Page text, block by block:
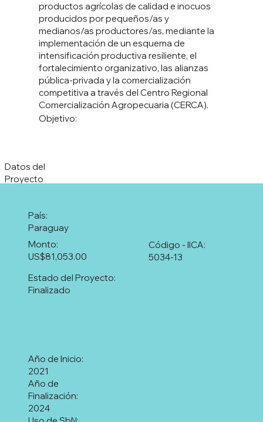
Objetivo:
productos agrícolas de calidad e inocuos
producidos por pequeños/as y
medianos/as productores/as, mediante la
implementación de un esquema de
intensificación productiva resiliente, el
fortalecimiento organizativo, las alianzas
pública-privada y la comercialización
competitiva a través del Centro Regional
Comercialización Agropecuaria (CERCA).
Datos del
Proyecto
País:
Paraguay
5034-13
Código - IICA:
US$81,053.00
Monto:
Finalizado
Estado del Proyecto:
2021
Año de Inicio:
2024
Año de
Finalización: